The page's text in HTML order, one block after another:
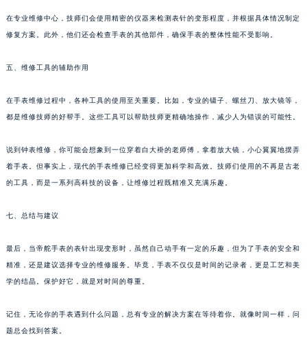
在专业维修中心，技师们会使用精密的仪器来检测表针的变形程度，并根据具体情况制定
修复方案。此外，他们还会检查手表的其他部件，确保手表的整体性能不受影响。
五、维修工具的辅助作用
在手表维修过程中，各种工具的使用至关重要。比如，专业的镊子、螺丝刀、放大镜等，
都是维修技师的好帮手。这些工具可以帮助技师更精确地操作，减少人为错误的可能性。
说到钟表维修，你可能会想象到一位穿着白大褂的老师傅，拿着放大镜，小心翼翼地摆弄
着手表。但事实上，现代的手表维修已经变得更加科学和高效。技师们使用的不再是古老
的工具，而是一系列高科技的设备，让维修过程既精准又充满乐趣。
七、总结与建议
最后，当帝舵手表的表针出现变形时，虽然自己动手有一定的乐趣，但为了手表的安全和
精准，还是建议选择专业的维修服务。毕竟，手表不仅仅是时间的记录者，更是工艺和美
学的结晶。保护好它，就是对时间的尊重。
记住，无论你的手表遇到什么问题，总有专业的解决方案在等待着你。就像时间一样，问
题总会找到答案。